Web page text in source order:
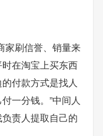
家刷信誉、销量来
在淘宝上买东西
付款方式是找人
一分钱。”中间人
责人提取自己的